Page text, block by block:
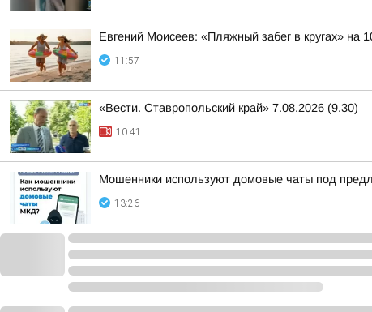
Евгений Моисеев: «Пляжный забег в кругах» на
11:57
«Вести. Ставропольский край» 7.08.2026 (9.30)
10:41
Мошенники используют домовые чаты под
13:26